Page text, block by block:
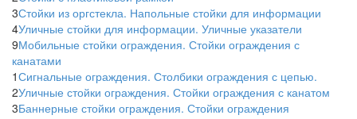
3Стойки из оргстекла. Напольные стойки для информации
4Уличные стойки для информации. Уличные указатели
9Мобильные стойки ограждения. Стойки ограждения с
канатами
1Сигнальные ограждения. Столбики ограждения с цепью.
2Уличные стойки ограждения. Стойки ограждения с канатом
3Баннерные стойки ограждения. Стойки ограждения